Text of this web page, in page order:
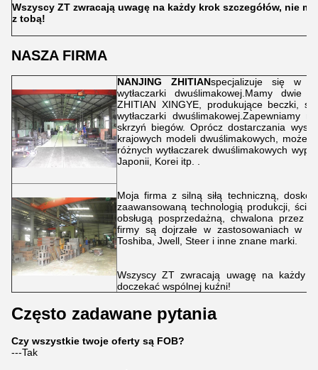
Wszyscy ZT zwracają uwagę na każdy krok szczegółów, nie
z tobą!
NASZA FIRMA
NANJING ZHITIANspecjalizuje się w
wytłaczarki dwuślimakowej.Mamy dwie
ZHITIAN XINGYE, produkujące beczki,
wytłaczarki dwuślimakowej.Zapewniamy
skrzyń biegów. Oprócz dostarczania
krajowych modeli dwuślimakowych,
różnych wytłaczarek dwuślimakowych
Japonii, Korei itp. .
Moja firma z silną siłą techniczną,
zaawansowaną technologią produkcji,
obsługą posprzedażną, chwalona przez
firmy są dojrzałe w zastosowaniach w
Toshiba, Jwell, Steer i inne znane marki.
Wszyscy ZT zwracają uwagę na każdy
doczekać wspólnej kuźni!
Często zadawane pytania
Czy wszystkie twoje oferty są FOB?
---Tak